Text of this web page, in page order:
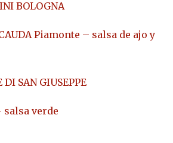
BOLOGNA
Piamonte – salsa de ajo y
DI SAN GIUSEPPE
salsa verde